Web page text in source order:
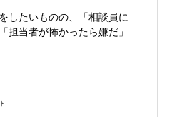
したいものの、「相談員に
担当者が怖かったら嫌だ」